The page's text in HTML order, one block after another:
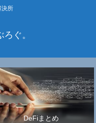
決所
ぐ。
DeFiまとめ